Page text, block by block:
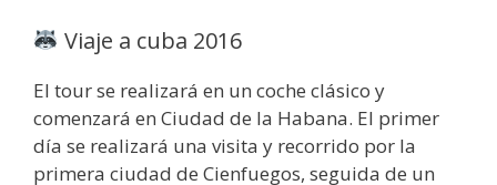
Viaje a cuba 2016
El tour se realizará en un coche clásico y
comenzará en Ciudad de la Habana. El primer
día se realizará una visita y recorrido por la
primera ciudad de Cienfuegos, seguida de un